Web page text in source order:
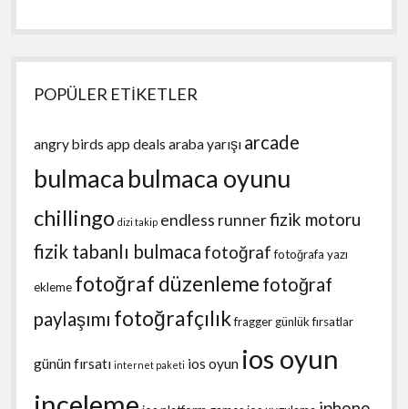
POPÜLER ETİKETLER
angry birds app deals araba yarışı arcade
bulmaca bulmaca oyunu
chillingo dizi takip endless runnerfizik motoru
fizik tabanlı bulmaca fotoğraf fotoğrafa yazı
ekleme fotoğraf düzenleme fotoğraf
paylaşımı fotoğrafçılıkfraggergünlük fırsatlar
günün fırsatı internet paketi ios oyun ios oyun